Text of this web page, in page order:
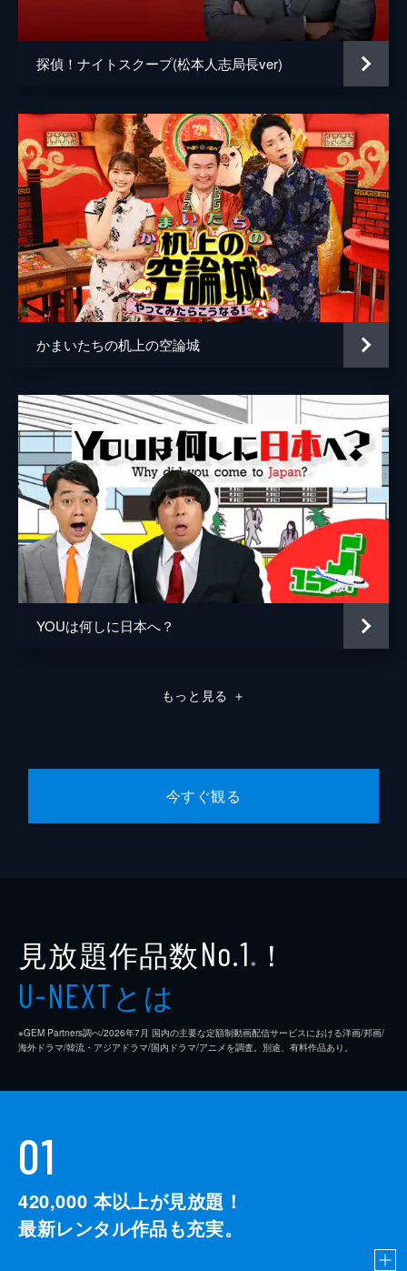
今新商品が続々！「ハッシュドポテトの世
界」！マック・バーキン・ロッテリア豪華共
演！絶品冷凍アレンジ/究極ハッシュドバー
33分
2023/9/19放送 #391 「台湾夜市の世界」
観光でも行きやすい台北！鶏肉飯/焼き小籠
包/タピオカ肉団子…現地の絶品グルメ▽よ
りローカルな台南！ボール転がし/酒瓶立
て…子供も大人も楽しめるゲーム屋台！
52分
2023/10/10放送 #392 前編！「チーズケ
ーキの世界」
チーズ好きのマツコ共鳴！！「チーズケーキ
の次が！！香るパルミジャーノ/行列名店チ
2023/10/10放送 #392 後編！「仕掛け絵
本の世界」
日本で初めて仕掛け絵本専門店を開業した仕
掛け絵本ファミリーが語る！「仕掛け絵本の
世界」！売上激増↑大人もハマる◎仕掛け絵
本…2つのももたろう/切り抜き人体図鑑
20分
2023/10/17放送 #393 前編！「ぶどうの
世界」
「ぶどうの世界」！国内外で爆売れシャイン
マスカット！実は激旨最新品種が/芳醇個性
2023/10/17放送 #393 後編！「和製英語
マイブーム…和製英語誕生秘話
探偵！ナイトスクープ(松本人志局長ver)
かまいたちの机上の空論城
YOUは何しに日本へ？
もっと見る ＋
今すぐ観る
見放題作品数No.1 ※ ！
U-NEXTとは
※GEM Partners調べ/2026年7⽉ 国内の主要な定額制動画配信サービスにおける洋画/邦画/
海外ドラマ/韓流・アジアドラマ/国内ドラマ/アニメを調査。別途、有料作品あり。
01
420,000 本以上が見放題！
最新レンタル作品も充実。